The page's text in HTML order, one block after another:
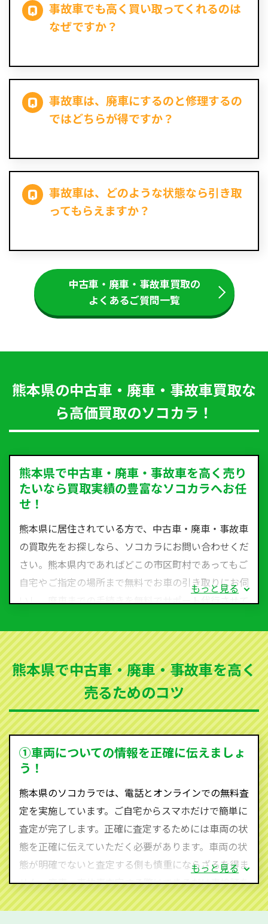
事故車でも高く買い取ってくれるのは
なぜですか？
事故車は、廃車にするのと修理するの
ではどちらが得ですか？
事故車は、どのような状態なら引き取
ってもらえますか？
中古車・廃車・事故車買取の
よくあるご質問一覧
熊本県の中古車・廃車・事故車買取な
ら高価買取のソコカラ！
熊本県で中古車・廃車・事故車を高く売り
たいなら買取実績の豊富なソコカラへお任
せ！
熊本県に居住されている方で、中古車・廃車・事故車
の買取先をお探しなら、ソコカラにお問い合わせくだ
さい。熊本県内であればどこの市区町村であってもご
自宅やご指定の場所まで無料でお車の引き取りにお伺
いし、廃車までの手続きを無料でサポート代行させて
など動かない車、水害車、不動車、乗らなくなってし
まった車、車検が切れて動かすことができない車でも
買取可能です。
ソコカラは世界１１０か国に独自の販売ネットワーク
を持ち、国内に自社物流網、自社ヤードをもっている
ため、中間マージンがかかりません。だから高価買取
を実現し、お客様に利益を還元することができるので
す。
590-870）までお問い合わせ下さい。
査定・ご相談・見積もりはすべて無料で行います。安
心してお問い合わせください。
もっと見る
熊本県で中古車・廃車・事故車を高く
売るためのコツ
①車両についての情報を正確に伝えましょ
う！
熊本県のソコカラでは、電話とオンラインでの無料査
定を実施しています。ご自宅からスマホだけで簡単に
査定が完了します。正確に査定するためには車両の状
態を正確に伝えていただく必要があります。車両の状
態が明確でないと査定する側も慎重にならざるを得ま
せん。廃車・事故車査定する際はできるだけ車検証を
ご準備ください。車検証があることで車両状態や年式
もっと見る